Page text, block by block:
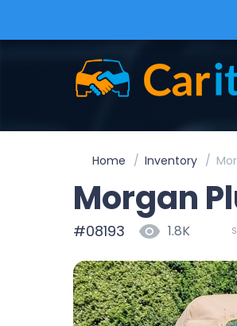
Home Inventory
Morgan
#08193 1.8K